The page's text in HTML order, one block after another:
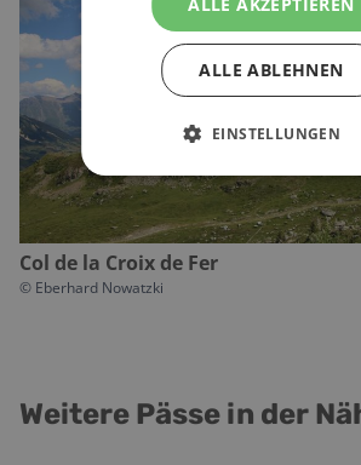
Col de la Croix de Fer
© Eberhard Nowatzki
Weitere Pässe in der
ALLE ABLEHNEN
EINSTELLUNGEN